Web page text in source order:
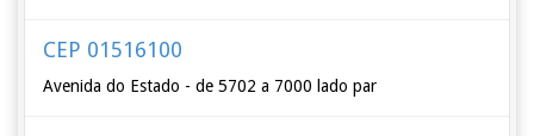
CEP 01516100
Avenida do Estado - de 5702 a 7000 lado par